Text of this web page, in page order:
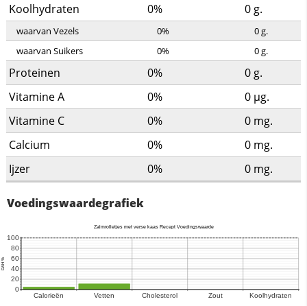
Koolhydraten
0% 0 g.
waarvan Vezels 0% 0g.
waarvan Suikers
0% 0g.
Proteinen 0% 0 g.
Vitamine A
0% 0 µg.
Vitamine C
0% 0 mg.
Calcium
0% 0 mg.
Ijzer
0% 0 mg.
Voedingswaardegrafiek